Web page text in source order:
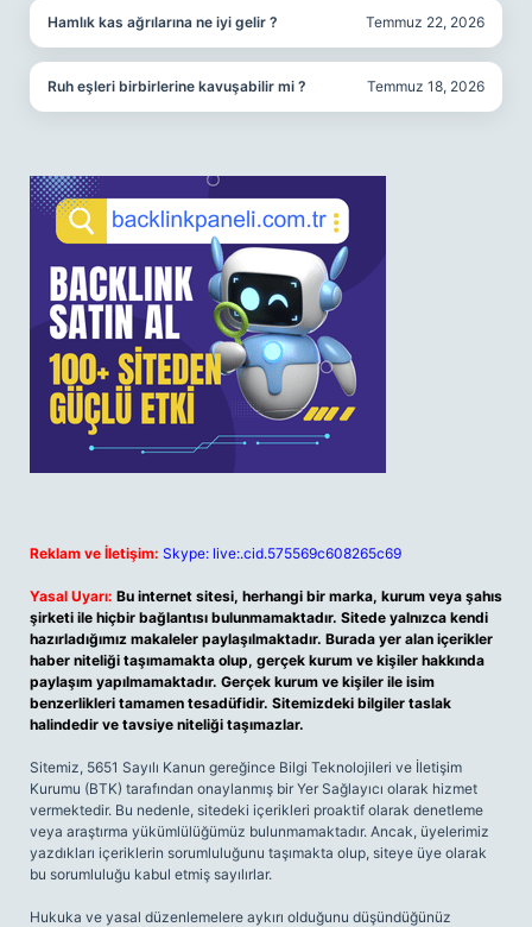
Hamlık kas ağrılarına ne iyi gelir ? Temmuz 22, 2026
Ruh eşleri birbirlerine kavuşabilir mi ? Temmuz 18, 2026
Reklam ve İletişim: Skype: live:.cid.575569c608265c69
Yasal Uyarı: Bu internet sitesi, herhangi bir marka, kurum veya şahıs
şirketi ile hiçbir bağlantısı bulunmamaktadır. Sitede yalnızca kendi
hazırladığımız makaleler paylaşılmaktadır. Burada yer alan içerikler
haber niteliği taşımamakta olup, gerçek kurum ve kişiler hakkında
paylaşım yapılmamaktadır. Gerçek kurum ve kişiler ile isim
benzerlikleri tamamen tesadüfidir. Sitemizdeki bilgiler taslak
halindedir ve tavsiye niteliği taşımazlar.
Sitemiz, 5651 Sayılı Kanun gereğince Bilgi Teknolojileri ve İletişim
Kurumu (BTK) tarafından onaylanmış bir Yer Sağlayıcı olarak hizmet
vermektedir. Bu nedenle, sitedeki içerikleri proaktif olarak denetleme
veya araştırma yükümlülüğümüz bulunmamaktadır. Ancak, üyelerimiz
yazdıkları içeriklerin sorumluluğunu taşımakta olup, siteye üye olarak
bu sorumluluğu kabul etmiş sayılırlar.
Hukuka ve yasal düzenlemelere aykırı olduğunu düşündüğünüz